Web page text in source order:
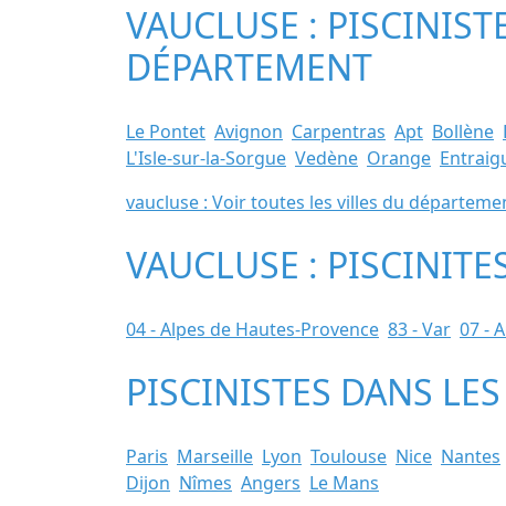
VAUCLUSE :
DÉPARTEMENT
Le Pontet Avignon Carpentras Apt Bollène
L'Isle-sur-la-Sorgue Vedène Orange
vaucluse : Voir toutes les villes du
VAUCLUSE :
04 - Alpes de Hautes-Provence 83 - Var 07 -
PISCINISTES DANS
Paris Marseille Lyon Toulouse Nice Nantes
Dijon Nîmes Angers Le Mans